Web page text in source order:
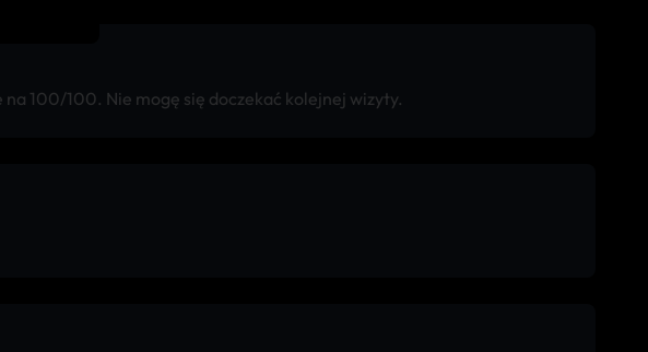
100/100. Nie mogę się doczekać kolejnej wizyty.